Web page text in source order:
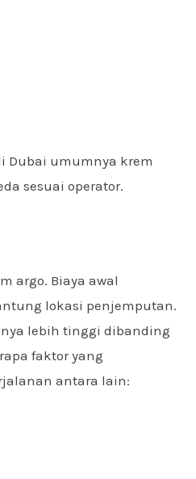
Dubai umumnya krem
sesuai operator.
argo. Biaya awal
lokasi penjemputan.
lebih tinggi dibanding
faktor yang
antara lain: